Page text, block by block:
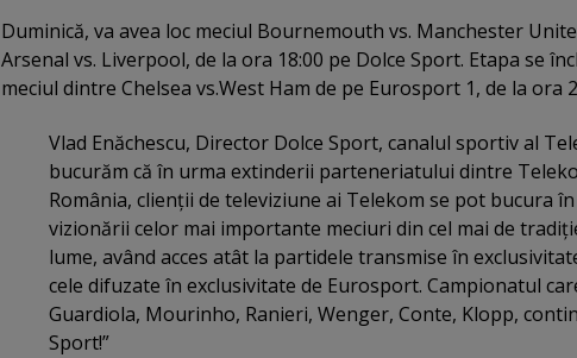
Duminică, va avea loc meciul Bournemouth vs. Manchester
Arsenal vs. Liverpool, de la ora 18:00 pe Dolce Sport. Etapa se
meciul dintre Chelsea vs.West Ham de pe Eurosport 1, de la ora
Vlad Enăchescu, Director Dolce Sport, canalul sportiv al
bucurăm că în urma extinderii parteneriatului dintre
România, clienţii de televiziune ai Telekom se pot bucura
vizionării celor mai importante meciuri din cel mai de
lume, având acces atât la partidele transmise în
cele difuzate în exclusivitate de Eurosport. Campionatul
Guardiola, Mourinho, Ranieri, Wenger, Conte, Klopp,
Sport!”